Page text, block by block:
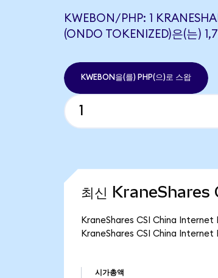
KWEBON/PHP: 1
(ONDO TOKENIZED)은(는)
KWEBON을(를) PHP(으)로 스왑
최신 KraneShares
KraneShares CSI China Internet
KraneShares CSI China
시가총액